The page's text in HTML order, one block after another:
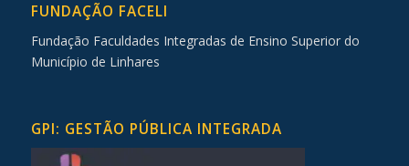
FUNDAÇÃO FACELI
Fundação Faculdades Integradas de Ensino Superior do
Município de Linhares
GPI: GESTÃO PÚBLICA INTEGRADA